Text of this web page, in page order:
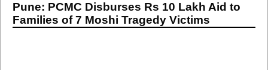
Pune: PCMC Disburses Rs 10 Lakh Aid to
Families of 7 Moshi Tragedy Victims